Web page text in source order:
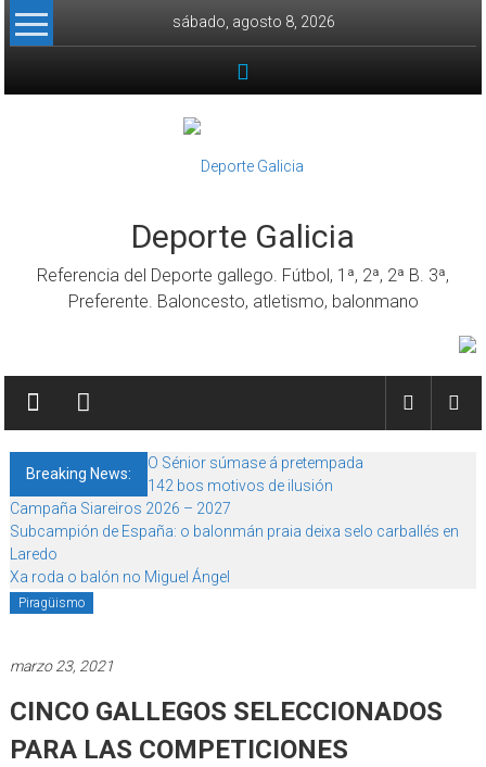
Skip to content
sábado, agosto 8, 2026
Deporte Galicia
Referencia del Deporte gallego. Fútbol, 1ª, 2ª, 2ª B. 3ª,
Preferente. Baloncesto, atletismo, balonmano
Breaking News:
O Sénior súmase á pretempada
142 bos motivos de ilusión
Campaña Siareiros 2026 – 2027
Subcampión de España: o balonmán praia deixa selo carballés en
Laredo
Xa roda o balón no Miguel Ángel
Piragüismo
marzo 23, 2021
CINCO GALLEGOS SELECCIONADOS
PARA LAS COMPETICIONES